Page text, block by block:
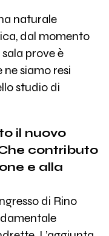
naturale
dal momento
prove è
siamo resi
studio di
il nuovo
contributo
e alla
di Rino